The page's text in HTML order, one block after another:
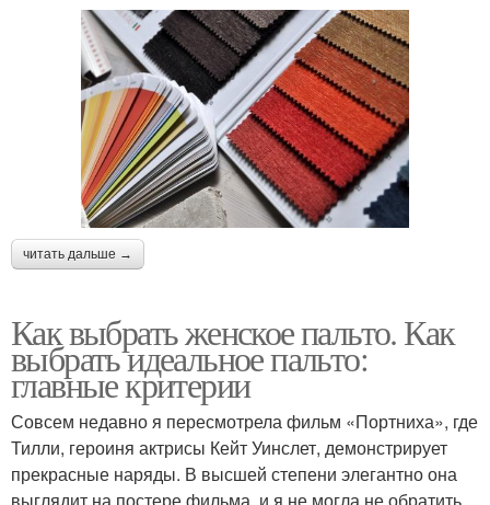
читать дальше →
Как выбрать женское пальто. Как
выбрать идеальное пальто:
главные критерии
Совсем недавно я пересмотрела фильм «Портниха», где
Тилли, героиня актрисы Кейт Уинслет, демонстрирует
прекрасные наряды. В высшей степени элегантно она